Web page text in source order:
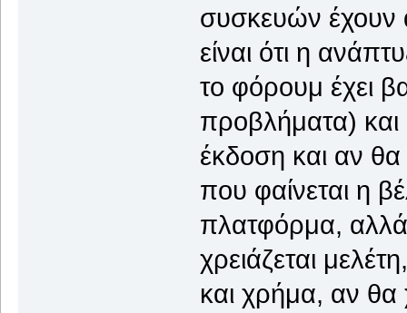
συσκευών έχουν
είναι ότι η
το φόρουμ έχει
προβλήματα) και
έκδοση και αν θα
που φαίνεται η
πλατφόρμα, αλλά
χρειάζεται
και χρήμα, αν θα